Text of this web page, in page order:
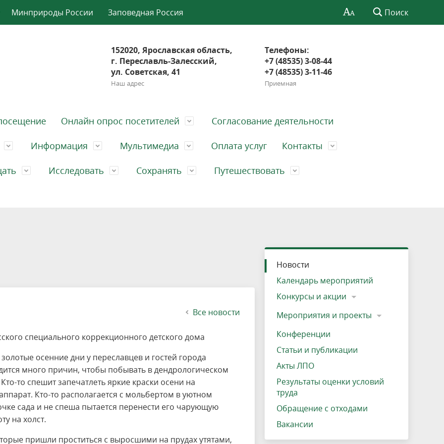
Минприроды России Заповедная Россия Поиск
152020, Ярославская область,
г. Переславль-Залесский,
ул. Советская, 41
Наш адрес
Телефоны:
+7 (48535) 3-08-44
+7 (48535) 3-11-46
Приемная
Озеро Плещеево
Вакансии
Онлайн опрос посетителей Согласование деятельности
Экологические тропы и туристские
маршруты
на озере Зоны для парусного спорта
Прокат велосипедов
Адрес, телефон, схема проезда
Информация
Результаты оценки условий труда
Мультимедиа Оплата услуг Контакты
Интерактивная карта
Исследовать Сохранять
Кадастр объектов животного мира, не
отнесенных к объектам охоты
Интерактивная карта
Путешествовать
Все новости
специального коррекционного детского дома
золотые осенние дни у переславцев и гостей города
много причин, чтобы побывать в дендрологическом
Кто-то спешит запечатлеть яркие краски осени на
Кто-то располагается с мольбертом в уютном
сада и не спеша пытается перенести его чарующую
на холст.
пришли проститься с выросшими на прудах утятами,
Новости
Календарь мероприятий
Конкурсы и акции
Мероприятия и проекты
Конференции
Статьи и публикации
Акты ЛПО
Результаты оценки условий
труда
Обращение с отходами
Вакансии